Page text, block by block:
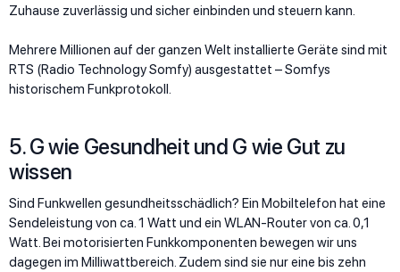
Zuhause zuverlässig und sicher einbinden und steuern kann.
Mehrere Millionen auf der ganzen Welt installierte Geräte sind mit
RTS (Radio Technology Somfy) ausgestattet – Somfys
historischem Funkprotokoll.
5. G wie Gesundheit und G wie Gut zu
wissen
Sind Funkwellen gesundheitsschädlich? Ein Mobiltelefon hat eine
Sendeleistung von ca. 1 Watt und ein WLAN-Router von ca. 0,1
Watt. Bei motorisierten Funkkomponenten bewegen wir uns
dagegen im Milliwattbereich. Zudem sind sie nur eine bis zehn